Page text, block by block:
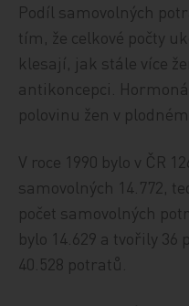
Podíl samovolných
tím, že celkové počty
klesají, jak stále více
antikoncepci.
polovinu žen v plodném
V roce 1990 bylo v ČR
samovolných 14.772,
počet samovolných
bylo 14.629 a tvořily 36
40.528 potratů.